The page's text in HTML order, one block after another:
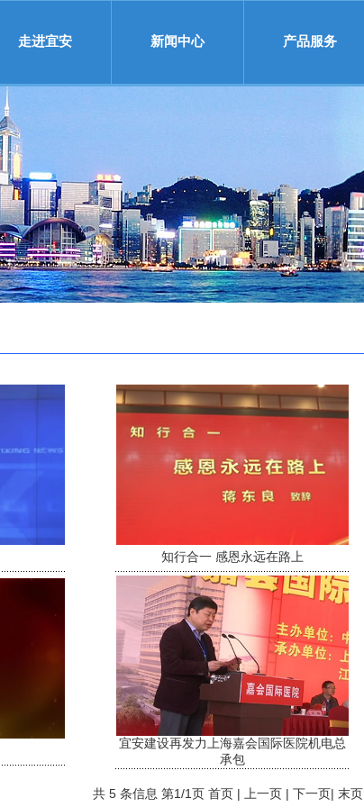
走进宜安 新闻中心 产品服务
知行合一 感恩永远在路上
宜安建设再发力上海嘉会国际医院机电总
承包
共 5 条信息 第1/1页 首页 | 上一页 | 下一页| 末页